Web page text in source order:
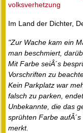
volksverhetzung
Im Land der Dichter,
"Zur Wache kam ein
man beschmiert,
Mit Farbe seiÂ´s
Vorschriften zu
Kein Parkplatz war
falsch zu parken,
Unbekannte, die das
sprühten Farbe
merkt.